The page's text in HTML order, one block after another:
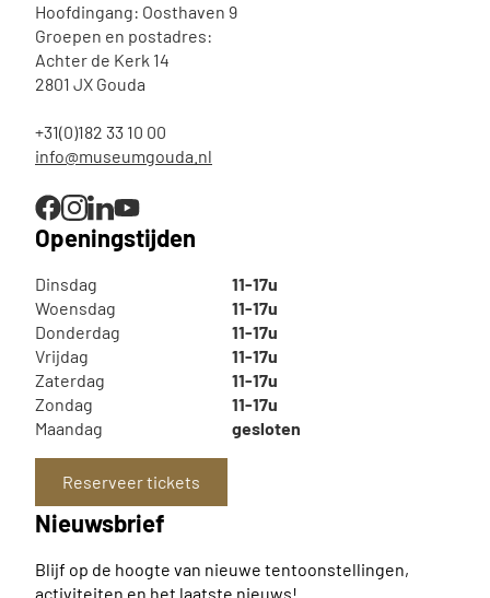
Hoofdingang: Oosthaven 9
Groepen en postadres:
Achter de Kerk 14
2801 JX Gouda
+31(0)182 33 10 00
info@museumgouda.nl
Openingstijden
Dinsdag
11-17u
Woensdag
11-17u
Donderdag
11-17u
Vrijdag
11-17u
Zaterdag
11-17u
Zondag
11-17u
Maandag
gesloten
Reserveer tickets
Nieuwsbrief
Blijf op de hoogte van nieuwe tentoonstellingen,
activiteiten en het laatste nieuws!